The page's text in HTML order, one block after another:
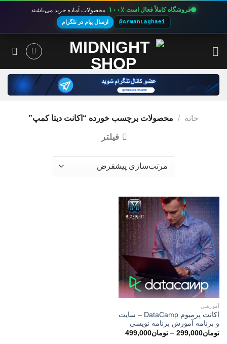
فروشگاه کاملاً فعال است ۱۰۰٪ محصولات آماده خرید می‌باشند
@ArmanLaghaei ارسال پیام در تلگرام
خانه / محصولات برچسب خورده “اکانت دیتا کمپ”
فیلتر
آموزشی
اکانت پرمیوم DataCamp – سایت
و برنامه آموزش برنامه نویسی
تومان299,000
– تومان499,000محدوده